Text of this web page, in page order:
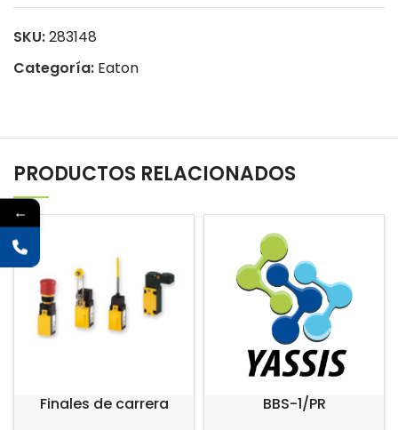
SKU:283148
Categoría: Eaton
PRODUCTOS RELACIONADOS
Finales de carrera
BBS-1/PR
←